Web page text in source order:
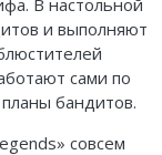
В настольной
и выполняют
сами по
бандитов.
совсем